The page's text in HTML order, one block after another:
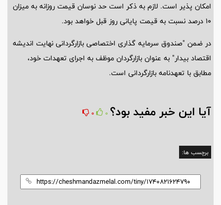
امکان پذیر است. لازم به ذکر است حد نوسان قیمت روزانه به میزان
10 درصد نسبت به قیمت پایانی روز قبل خواهد بود.
در ضمن "صندوق سرمایه گذاری اختصاصی بازارگردانی نهایت اندیشه
اقتصاد بیدار" به عنوان بازارگردان موظف به اجرای تعهدات خود،
مطابق با تعهدنامه بازارگردانی است.
آیا این خبر مفید بود؟ 0
0
برچسب ها: